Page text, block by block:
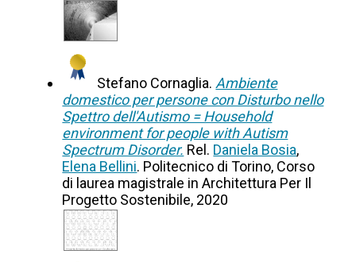
Stefano Cornaglia.Ambiente
domestico per persone con Disturbo nello
Spettro dell'Autismo = Household
environment for people with Autism
Spectrum Disorder. Rel. Daniela Bosia,
Elena Bellini. Politecnico di Torino, Corso
di laurea magistrale in Architettura Per Il
Progetto Sostenibile, 2020